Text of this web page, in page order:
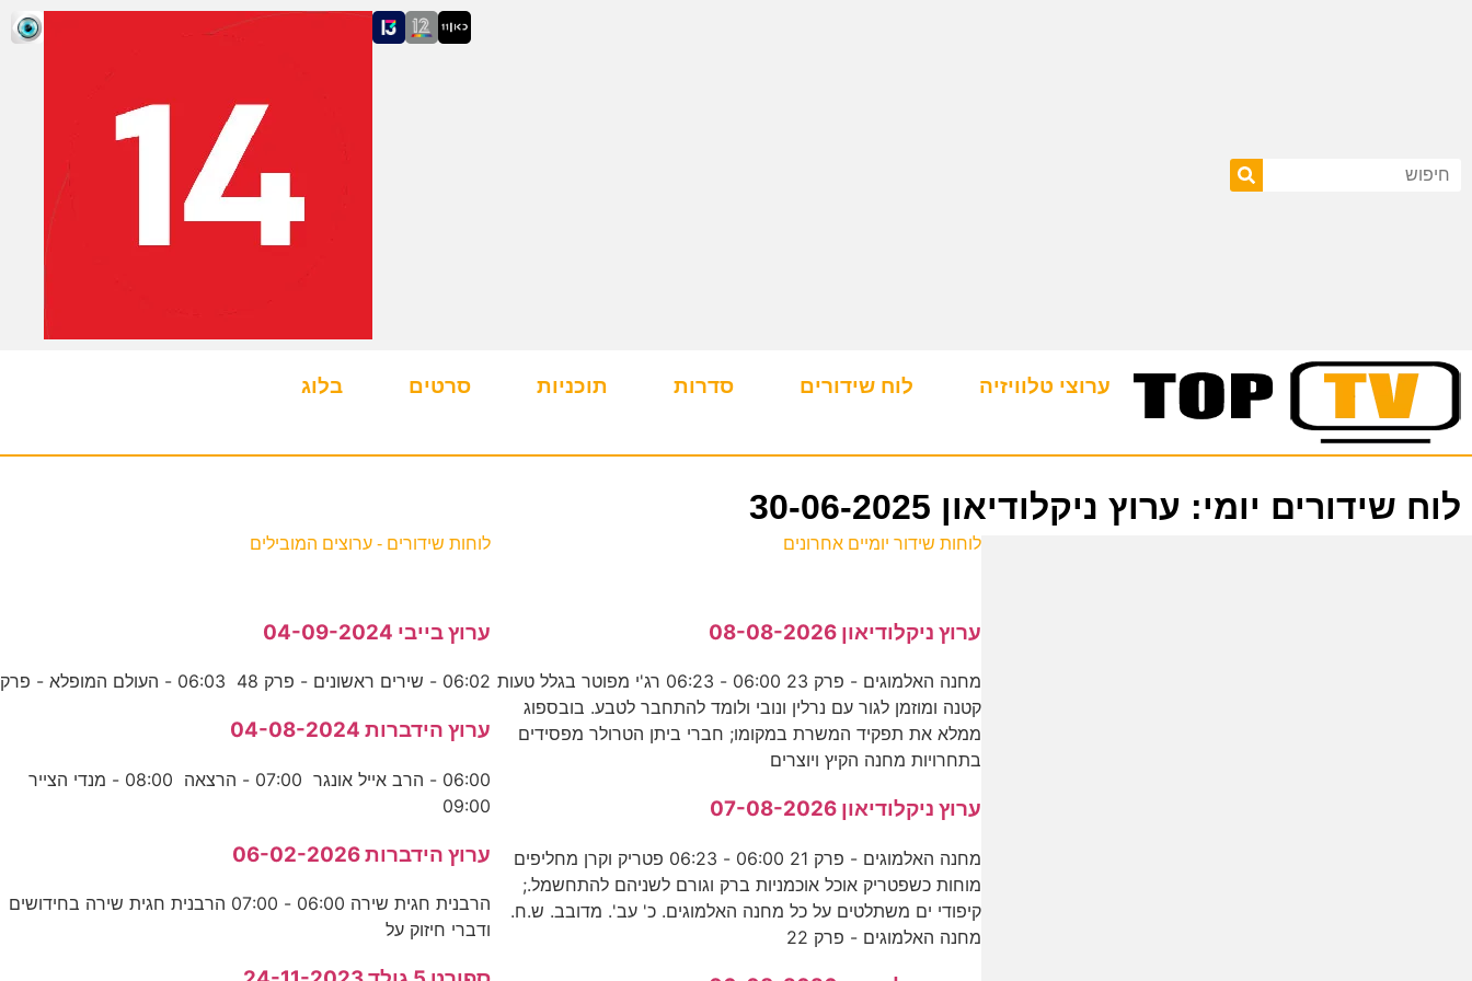
ערוצי טלוויזיה לוח שידורים סדרות תוכניות סרטים בלוג
לוח שידורים יומי: ערוץ ניקלודיאון 30-06-2025
לוחות שידור יומיים אחרונים
ערוץ ניקלודיאון 08-08-2026
מחנה האלמוגים - פרק 23 06:00 - 06:23 רג'י מפוטר בגלל טעות
קטנה ומוזמן לגור עם נרלין ונובי ולומד להתחבר לטבע. בובספוג
ממלא את תפקיד המשרת במקומו; חברי ביתן הטרולר מפסידים
בתחרויות מחנה הקיץ ויוצרים
ערוץ ניקלודיאון 07-08-2026
מחנה האלמוגים - פרק 21 06:00 - 06:23 פטריק וקרן מחליפים
מוחות כשפטריק אוכל אוכמניות ברק וגורם לשניהם להתחשמל.;
קיפודי ים משתלטים על כל מחנה האלמוגים. כ' עב'. מדובב. ש.ח.
מחנה האלמוגים - פרק 22
לוחות שידורים - ערוצים המובילים
ערוץ בייבי 04-09-2024
06:02 - שירים ראשונים - פרק 48 06:03 - העולם המופלא - פרק
ערוץ הידברות 04-08-2024
06:00 - הרב אייל אונגר 07:00 - הרצאה 08:00 - מנדי הצייר
09:00
ערוץ הידברות 06-02-2026
הרבנית חגית שירה 06:00 - 07:00 הרבנית חגית שירה בחידושים
ודברי חיזוק על